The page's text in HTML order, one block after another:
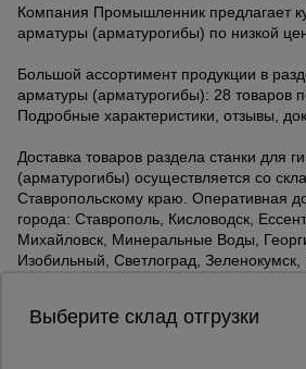
Компания Промышленник предлагает
арматуры (арматурогибы) по низкой
Большой ассортимент продукции в
арматуры (арматурогибы): 28 товаров
Подробные характеристики, отзывы,
Доставка товаров раздела станки для
(арматурогибы) осуществляется со
Ставропольскому краю. Оперативная
города: Ставрополь, Кисловодск,
Михайловск, Минеральные Воды,
Изобильный, Светлоград,
Выберите склад отгрузки